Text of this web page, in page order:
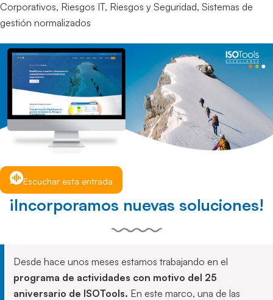
Corporativos, Riesgos IT, Riesgos y Seguridad, Sistemas de
gestión normalizados
Escuchar esta entrada
¡Incorporamos nuevas soluciones!
Desde hace unos meses estamos trabajando en el
programa de actividades con motivo del 25
aniversario de ISOTools. En este marco, una de las